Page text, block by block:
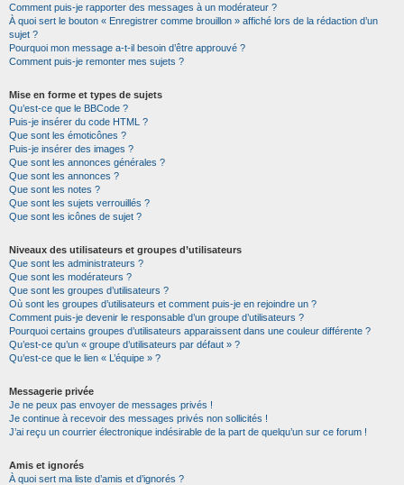
Comment puis-je rapporter des messages à un modérateur ?
À quoi sert le bouton « Enregistrer comme brouillon » affiché lors de la rédaction d’un
sujet ?
Pourquoi mon message a-t-il besoin d’être approuvé ?
Comment puis-je remonter mes sujets ?
Mise en forme et types de sujets
Qu’est-ce que le BBCode ?
Puis-je insérer du code HTML ?
Que sont les émoticônes ?
Puis-je insérer des images ?
Que sont les annonces générales ?
Que sont les annonces ?
Que sont les notes ?
Que sont les sujets verrouillés ?
Que sont les icônes de sujet ?
Niveaux des utilisateurs et groupes d’utilisateurs
Que sont les administrateurs ?
Que sont les modérateurs ?
Que sont les groupes d’utilisateurs ?
Où sont les groupes d’utilisateurs et comment puis-je en rejoindre un ?
Comment puis-je devenir le responsable d’un groupe d’utilisateurs ?
Pourquoi certains groupes d’utilisateurs apparaissent dans une couleur différente ?
Qu’est-ce qu’un « groupe d’utilisateurs par défaut » ?
Qu’est-ce que le lien « L’équipe » ?
Messagerie privée
Je ne peux pas envoyer de messages privés !
Je continue à recevoir des messages privés non sollicités !
J’ai reçu un courrier électronique indésirable de la part de quelqu’un sur ce forum !
Amis et ignorés
À quoi sert ma liste d’amis et d’ignorés ?